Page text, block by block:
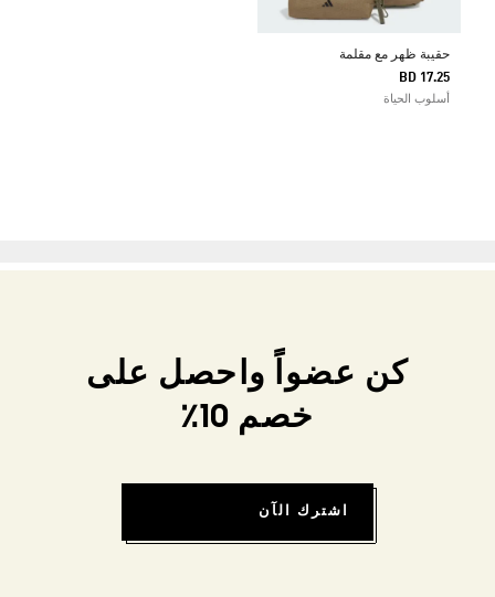
حقيبة ظهر مع مقلمة
BD 17.25
أسلوب الحياة
كن عضواً واحصل على
خصم 10٪
اشترك الآن